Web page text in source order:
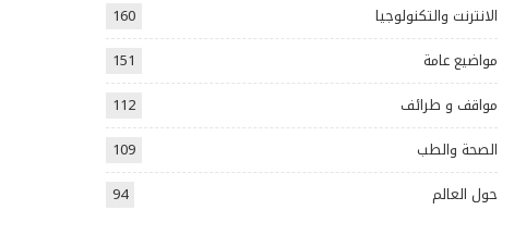
الانترنت والتكنولوجيا
160
مواضيع عامة
151
مواقف و طرائف
112
الصحة والطب
109
حول العالم
94